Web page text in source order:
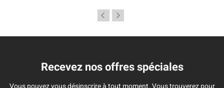
Recevez nos offres spéciales
Vous pouvez vous désinscrire à tout moment. Vous trouverez pour